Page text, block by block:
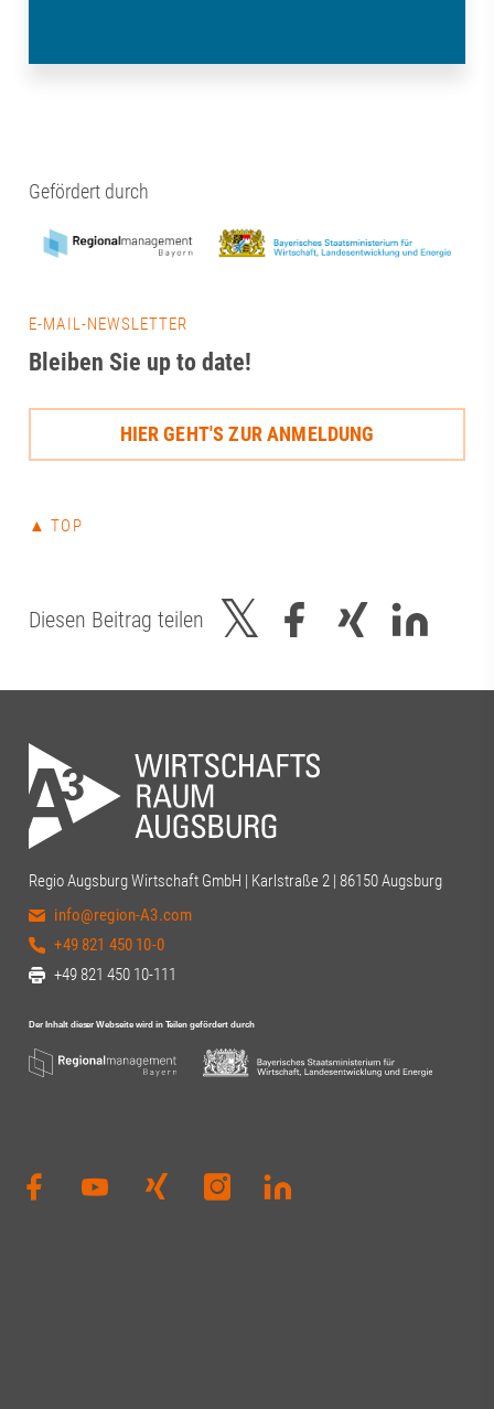
Gefördert durch
E-MAIL-NEWSLETTER
Bleiben Sie up to date!
HIER GEHT'S ZUR ANMELDUNG
▲ TOP
Diesen Beitrag teilen
Regio Augsburg Wirtschaft GmbH | Karlstraße 2 | 86150 Augsburg
info@region-A3.com
+49 821 450 10-0
+49 821 450 10-111